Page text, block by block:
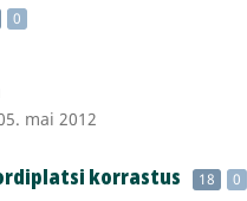
0
mai 2012
korrastus 18 0